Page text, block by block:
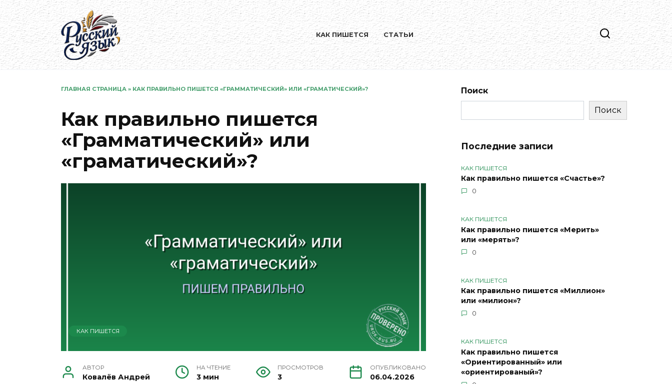
Перейти
к
содержанию
КАК ПИШЕТСЯ СТАТЬИ
ГЛАВНАЯ СТРАНИЦА » КАК ПРАВИЛЬНО ПИШЕТСЯ «ГРАММАТИЧЕСКИЙ» ИЛИ «ГРАМАТИЧЕСКИЙ»?
Как правильно пишется
«Грамматический» или
«граматический»?
КАК ПИШЕТСЯ
АВТОР
Ковалёв Андрей
НА ЧТЕНИЕ
3 мин
ПРОСМОТРОВ
3
ОПУБЛИКОВАНО
06.04.2026
Поиск
Поиск
Последние записи
КАК ПИШЕТСЯ
Как правильно пишется «Счастье»?
0
КАК ПИШЕТСЯ
Как правильно пишется «Мерить»
или «мерять»?
0
КАК ПИШЕТСЯ
Как правильно пишется «Миллион»
или «милион»?
0
КАК ПИШЕТСЯ
Как правильно пишется
«Ориентированный» или
«ориентированый»?